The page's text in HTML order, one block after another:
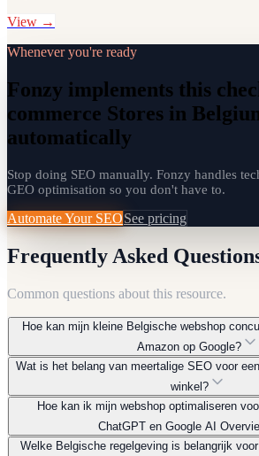
View →
Whenever you're ready
Fonzy implements this
commerce Stores in
automatically
Stop doing SEO manually. Fonzy handles
GEO optimisation so you don't have to.
Automate Your SEOSee pricing
Frequently Asked
Common questions about this resource.
Hoe kan mijn kleine Belgische webshop
Amazon op Google?
Focus op nicheproducten en long-tail
spelers negeren. Gebruik tools zoals Fonzy
koopgidsen en vergelijkingsartikelen te
en Frans. Optimaliseer voor lokale
kopen België') en bouw een sterke lokale
Wat is het belang van meertalige SEO voor
winkel?
België is een meertalig land (Nederlands en
om content in beide talen aan te bieden en
implementeren. Dit zorgt ervoor dat u beide
Hoe kan ik mijn webshop optimaliseren
ChatGPT en Google AI
Welke Belgische regelgeving is belangrijk